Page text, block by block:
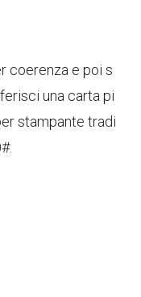
coerenza e poi s
una carta pi
stampante tradi